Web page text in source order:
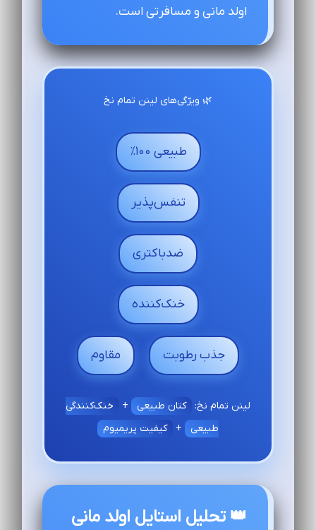
اولد مانی و مسافرتی است.
🌿 ویژگی‌های لینن تمام نخ
طبیعی ۱۰۰٪
تنفس‌پذیر
ضدباکتری
خنک‌کننده
جذب رطوبت مقاوم
لینن تمام نخ: کتان طبیعی +
خنک‌کنندگی
طبیعی
+ کیفیت پریمیوم
👑 تحلیل استایل اولد مانی